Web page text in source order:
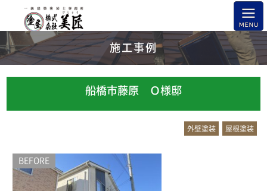
施工事例
船橋市藤原 Ｏ様邸
外壁塗装 屋根塗装
BEFORE